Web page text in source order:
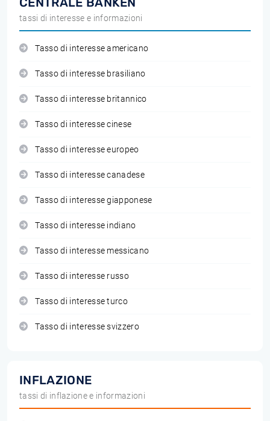
tassi di interesse e informazioni
Tasso di interesse americano
Tasso di interesse brasiliano
Tasso di interesse britannico
Tasso di interesse cinese
Tasso di interesse europeo
Tasso di interesse canadese
Tasso di interesse giapponese
Tasso di interesse indiano
Tasso di interesse messicano
Tasso di interesse russo
Tasso di interesse turco
Tasso di interesse svizzero
INFLAZIONE
tassi di inflazione e informazioni